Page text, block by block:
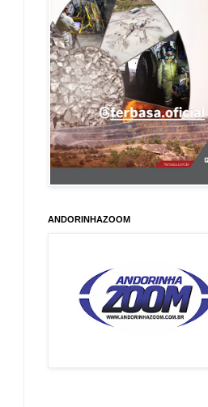
ANDORINHAZOOM